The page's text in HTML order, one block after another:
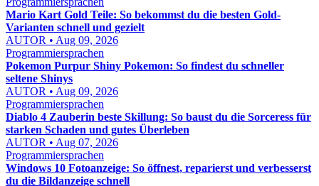
Mario Kart Gold Teile: So bekommst du die besten Gold-
Varianten schnell und gezielt
AUTOR • Aug 09, 2026
Programmiersprachen
Pokemon Purpur Shiny Pokemon: So findest du schneller
seltene Shinys
AUTOR • Aug 09, 2026
Programmiersprachen
Diablo 4 Zauberin beste Skillung: So baust du die Sorceress für
starken Schaden und gutes Überleben
AUTOR • Aug 07, 2026
Programmiersprachen
Windows 10 Fotoanzeige: So öffnest, reparierst und verbesserst
du die Bildanzeige schnell